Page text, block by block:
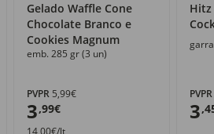
Gelado Waffle Cone
Chocolate Branco e
Cookies Magnum
emb. 285 gr (3 un)
PVPR 5,99€
3,99€
14,00€/lt
Hitz
PVPR
3